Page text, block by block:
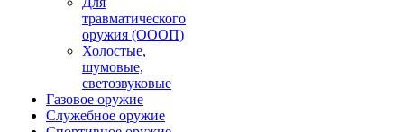
травматического
оружия (ОООП)
Холостые,
шумовые,
светозвуковые
Газовое оружие
Служебное оружие